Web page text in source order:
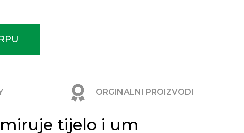
ORGINALNI PROIZVODI
tijelo i um